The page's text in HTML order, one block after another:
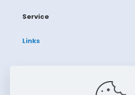
Service
Links